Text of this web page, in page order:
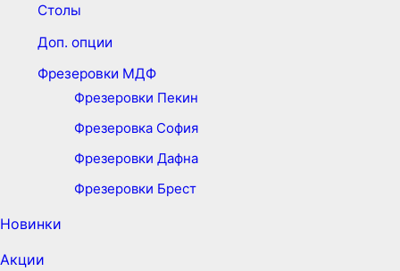
Столы
Доп. опции
Фрезеровки МДФ
Фрезеровки Пекин
Фрезеровка София
Фрезеровки Дафна
Фрезеровки Брест
Новинки
Акции